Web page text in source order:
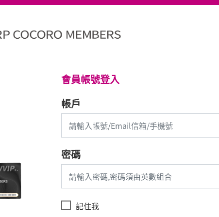
會員帳號登入
帳戶
密碼
記住我